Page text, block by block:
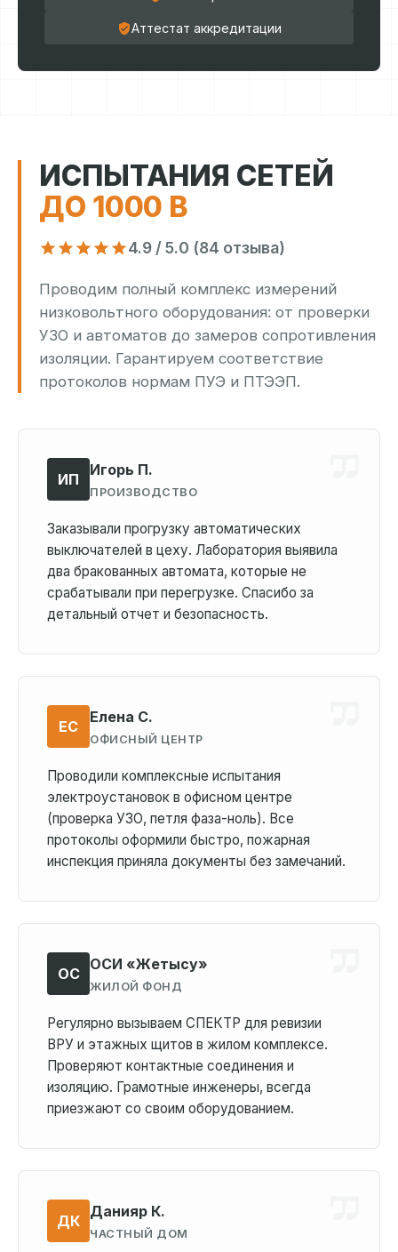
Аттестат аккредитации
ИСПЫТАНИЯ СЕТЕЙ
ДО 1000 В
4.9 / 5.0 (84 отзыва)
Проводим полный комплекс измерений
низковольтного оборудования: от проверки
УЗО и автоматов до замеров сопротивления
изоляции. Гарантируем соответствие
протоколов нормам ПУЭ и ПТЭЭП.
ИП
Игорь П.
ПРОИЗВОДСТВО
Заказывали прогрузку автоматических
выключателей в цеху. Лаборатория выявила
два бракованных автомата, которые не
срабатывали при перегрузке. Спасибо за
детальный отчет и безопасность.
ЕС
Елена С.
ОФИСНЫЙ ЦЕНТР
Проводили комплексные испытания
электроустановок в офисном центре
(проверка УЗО, петля фаза-ноль). Все
протоколы оформили быстро, пожарная
инспекция приняла документы без замечаний.
ОС
ОСИ «Жетысу»
ЖИЛОЙ ФОНД
Регулярно вызываем СПЕКТР для ревизии
ВРУ и этажных щитов в жилом комплексе.
Проверяют контактные соединения и
изоляцию. Грамотные инженеры, всегда
приезжают со своим оборудованием.
ДК
Данияр К.
ЧАСТНЫЙ ДОМ